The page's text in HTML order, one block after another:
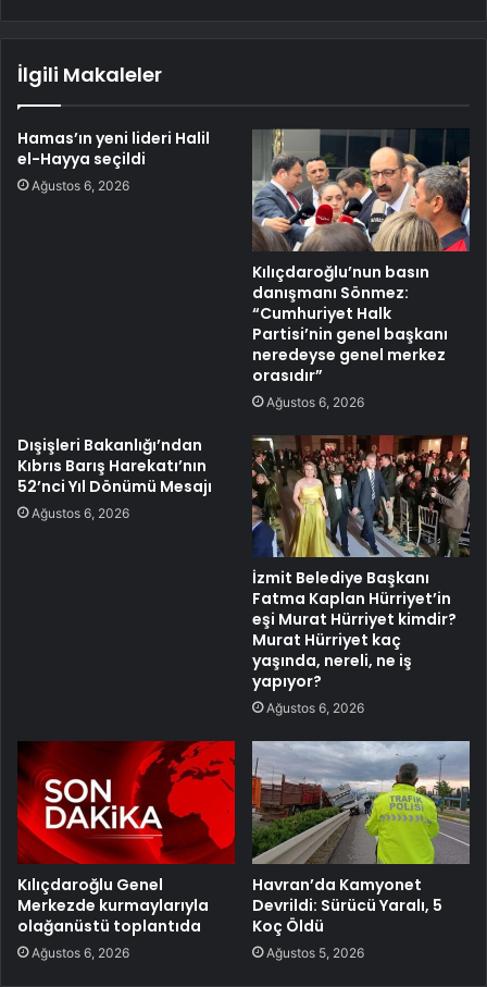
İlgili Makaleler
Hamas’ın yeni lideri Halil
el-Hayya seçildi
Ağustos 6, 2026
Kılıçdaroğlu’nun basın
danışmanı Sönmez:
“Cumhuriyet Halk
Partisi’nin genel başkanı
neredeyse genel merkez
orasıdır”
Ağustos 6, 2026
Dışişleri Bakanlığı’ndan
Kıbrıs Barış Harekatı’nın
52’nci Yıl Dönümü Mesajı
Ağustos 6, 2026
İzmit Belediye Başkanı
Fatma Kaplan Hürriyet’in
eşi Murat Hürriyet kimdir?
Murat Hürriyet kaç
yaşında, nereli, ne iş
yapıyor?
Ağustos 6, 2026
Kılıçdaroğlu Genel
Merkezde kurmaylarıyla
olağanüstü toplantıda
Ağustos 6, 2026
Havran’da Kamyonet
Devrildi: Sürücü Yaralı, 5
Koç Öldü
Ağustos 5, 2026